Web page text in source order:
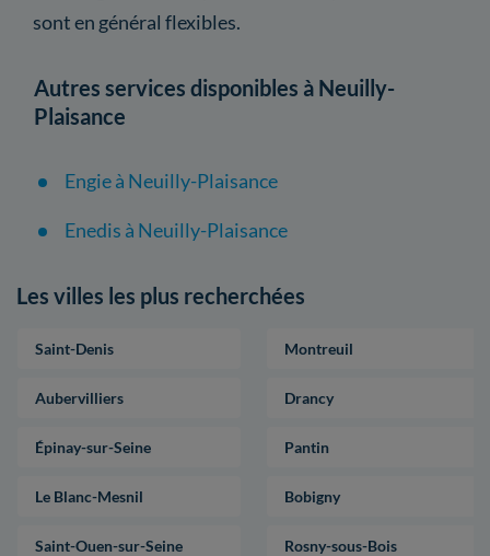
sont en général flexibles.
Autres services disponibles à Neuilly-
Plaisance
Engie à Neuilly-Plaisance
Enedis à Neuilly-Plaisance
Les villes les plus recherchées
Saint-Denis Montreuil
Aubervilliers Drancy
Épinay-sur-Seine Pantin
Le Blanc-Mesnil Bobigny
Saint-Ouen-sur-Seine Rosny-sous-Bois